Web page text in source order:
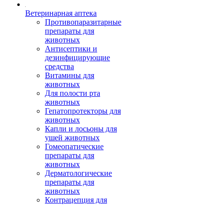
Ветеринарная аптека
Противопаразитарные
препараты для
животных
Антисептики и
дезинфицирующие
средства
Витамины для
животных
Для полости рта
животных
Гепатопротекторы для
животных
Капли и лосьоны для
ушей животных
Гомеопатические
препараты для
животных
Дерматологические
препараты для
животных
Контрацепция для